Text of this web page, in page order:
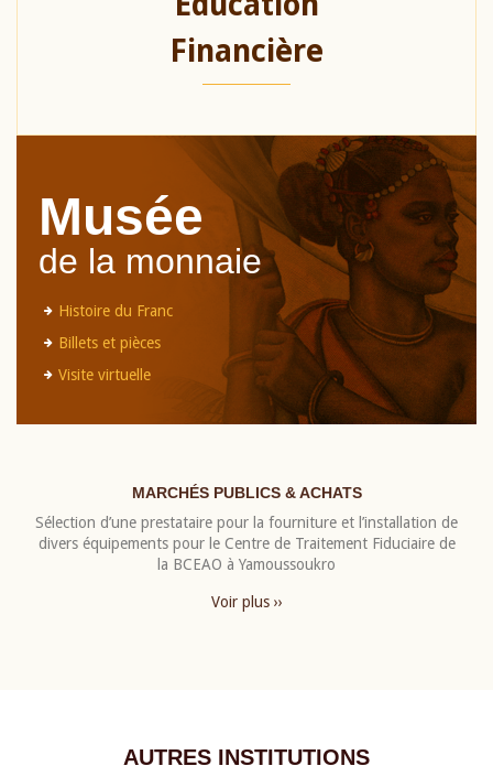
Financière
Musée
de la monnaie
Histoire du Franc
Billets et pièces
Visite virtuelle
MARCHÉS PUBLICS & ACHATS
Sélection d’une prestataire pour la fourniture et l’installation de
divers équipements pour le Centre de Traitement Fiduciaire de
la BCEAO à Yamoussoukro
Voir plus ››
AUTRES INSTITUTIONS